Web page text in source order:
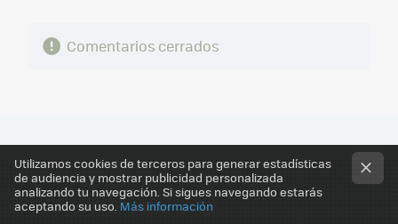
Comentarios cerrados
Utilizamos cookies de terceros para generar estadísticas
de audiencia y mostrar publicidad personalizada
analizando tu navegación. Si sigues navegando estarás
aceptando su uso. Más información